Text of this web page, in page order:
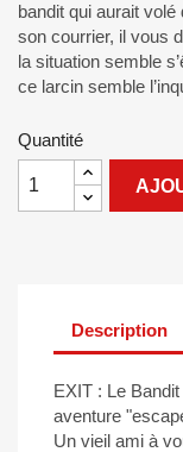
bandit qui aurait volé
son courrier, il vous
la situation semble
ce larcin semble
Quantité
Description
EXIT : Le
aventure
Un vieil ami à